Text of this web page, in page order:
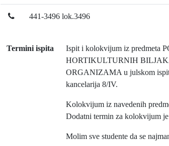
441-3496 lok.3496
Termini ispita
Ispit i kolokvijum iz predmeta
HORTIKULTURNIH
ORGANIZAMA u julskom
kancelarija 8/IV.
Kolokvijum iz navedenih
Dodatni termin za kolokvijum
Molim sve studente da se